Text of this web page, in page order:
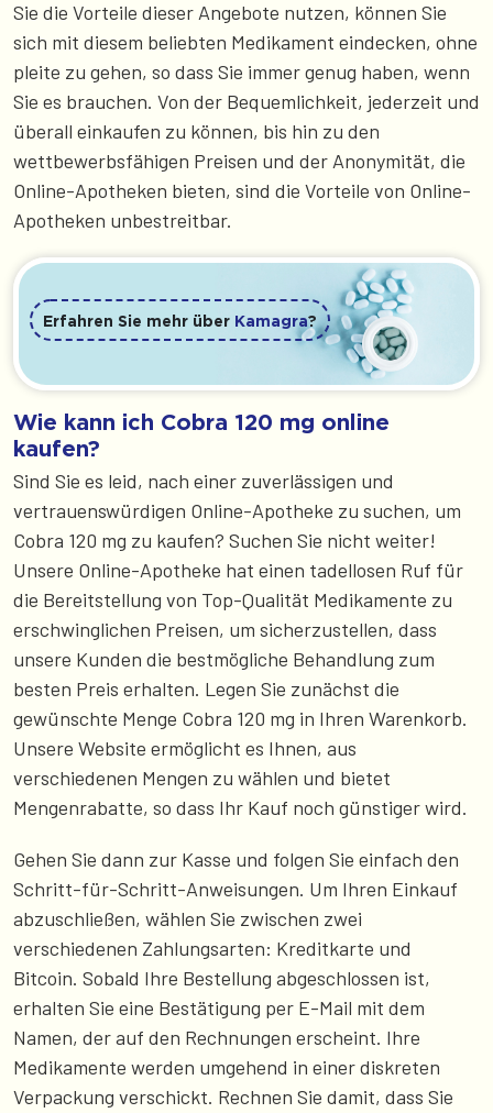
Sie die Vorteile dieser Angebote nutzen, können Sie
sich mit diesem beliebten Medikament eindecken, ohne
pleite zu gehen, so dass Sie immer genug haben, wenn
Sie es brauchen. Von der Bequemlichkeit, jederzeit und
überall einkaufen zu können, bis hin zu den
wettbewerbsfähigen Preisen und der Anonymität, die
Online-Apotheken bieten, sind die Vorteile von Online-
Apotheken unbestreitbar.
Erfahren Sie mehr über Kamagra?
Wie kann ich Cobra 120 mg online
kaufen?
Sind Sie es leid, nach einer zuverlässigen und
vertrauenswürdigen Online-Apotheke zu suchen, um
Cobra 120 mg zu kaufen? Suchen Sie nicht weiter!
Unsere Online-Apotheke hat einen tadellosen Ruf für
die Bereitstellung von Top-Qualität Medikamente zu
erschwinglichen Preisen, um sicherzustellen, dass
unsere Kunden die bestmögliche Behandlung zum
besten Preis erhalten. Legen Sie zunächst die
gewünschte Menge Cobra 120 mg in Ihren Warenkorb.
Unsere Website ermöglicht es Ihnen, aus
verschiedenen Mengen zu wählen und bietet
Mengenrabatte, so dass Ihr Kauf noch günstiger wird.
Gehen Sie dann zur Kasse und folgen Sie einfach den
Schritt-für-Schritt-Anweisungen. Um Ihren Einkauf
abzuschließen, wählen Sie zwischen zwei
verschiedenen Zahlungsarten: Kreditkarte und
Bitcoin. Sobald Ihre Bestellung abgeschlossen ist,
erhalten Sie eine Bestätigung per E-Mail mit dem
Namen, der auf den Rechnungen erscheint. Ihre
Medikamente werden umgehend in einer diskreten
Verpackung verschickt. Rechnen Sie damit, dass Sie